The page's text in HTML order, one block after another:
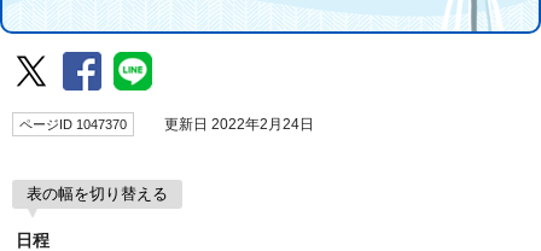
ページID 1047370 更新日 2022年2月24日
表の幅を切り替える
日程